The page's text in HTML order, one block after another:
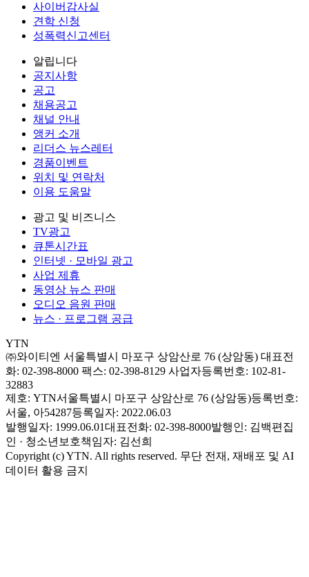
사이버감사실
견학 신청
성폭력신고센터
알립니다
공지사항
공고
채용공고
채널 안내
앵커 소개
리더스 뉴스레터
경품이벤트
위치 및 연락처
이용 도움말
광고 및 비즈니스
TV광고
큐톤시간표
인터넷 · 모바일 광고
사업 제휴
동영상 뉴스 판매
오디오 음원 판매
뉴스 · 프로그램 공급
YTN
㈜와이티엔 서울특별시 마포구 상암산로 76 (상암동) 대표전
화: 02-398-8000 팩스: 02-398-8129 사업자등록번호: 102-81-
32883
제호: YTN서울특별시 마포구 상암산로 76 (상암동)등록번호:
서울, 아54287등록일자: 2022.06.03
발행일자: 1999.06.01대표전화: 02-398-8000발행인: 김백편집
인 · 청소년보호책임자: 김선희
Copyright (c) YTN. All rights reserved. 무단 전재, 재배포 및 AI
데이터 활용 금지